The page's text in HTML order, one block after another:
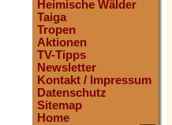
Heimische Wälder
Taiga
Tropen
Aktionen
TV-Tipps
Newsletter
Kontakt / Impressum
Datenschutz
Sitemap
Home